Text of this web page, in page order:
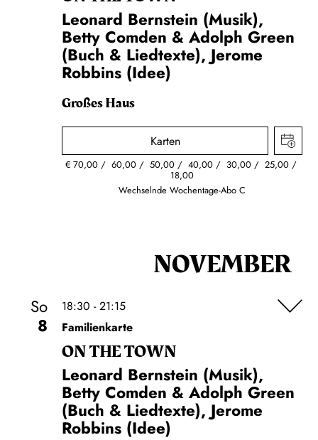
Leonard Bernstein (Musik),
Betty Comden & Adolph Green
(Buch & Liedtexte), Jerome
Robbins (Idee)
Großes Haus
Karten
€ 70,00 60,00 50,00 40,00 30,00 25,00
18,00
Wechselnde Wochentage-Abo C
NOVEMBER
So
8
18:30 - 21:15
Familienkarte
ON THE TOWN
Leonard Bernstein (Musik),
Betty Comden & Adolph Green
(Buch & Liedtexte), Jerome
Robbins (Idee)